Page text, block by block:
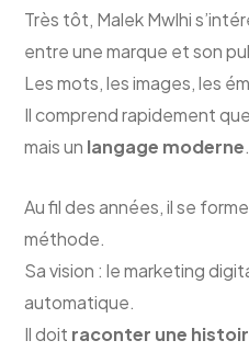
Très tôt, Malek Mwlhi
entre une marque et son
Les mots, les images, les
Il comprend rapidement
mais un langage moderne.
Au fil des années, il se
méthode.
Sa vision : le marketing
automatique.
Il doit raconter une